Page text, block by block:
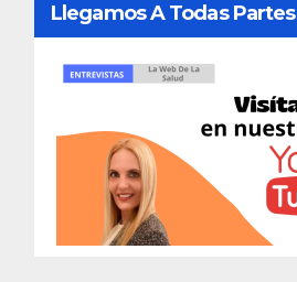
Llegamos A Todas Partes